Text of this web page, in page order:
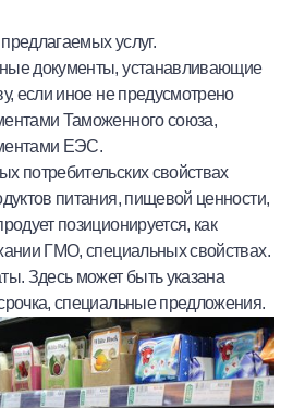
услуг.
документы, устанавливающие
если иное не предусмотрено
Таможенного союза,
ЕЭС.
потребительских свойствах
питания, пищевой ценности,
позиционируется, как
ГМО, специальных свойствах.
Здесь может быть указана
специальные предложения.